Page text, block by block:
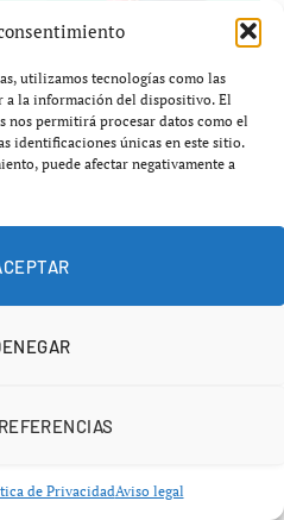
utilizamos tecnologías como las
a la información del dispositivo. El
nos permitirá procesar datos como el
identificaciones únicas en este sitio.
puede afectar negativamente a
de PrivacidadAviso legal
kilómetro206, en la zona de
camión que transportaba
control y terminó volcado
y una escena de
vehículo siniestrado. Incluso